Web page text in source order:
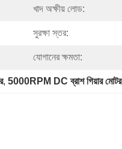
খাদ অক্ষীয় লোড:
সুরক্ষা স্তর:
যোগানের ক্ষমতা:
, 5000RPM DC ব্রাশ গিয়ার মোটর